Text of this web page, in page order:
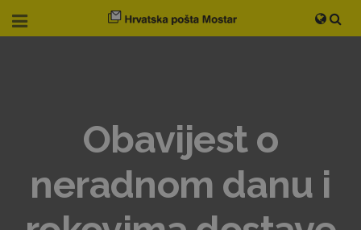
Obavijest o
neradnom danu i